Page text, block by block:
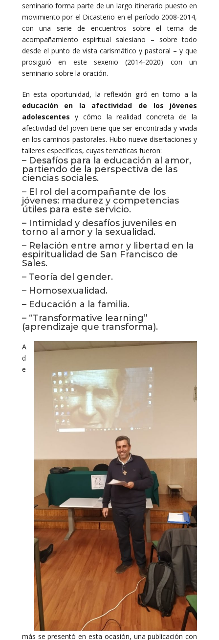
seminario forma parte de un largo itinerario puesto en
movimiento por el Dicasterio en el período 2008-2014,
con una serie de encuentros sobre el tema de
acompañamiento espiritual salesiano – sobre todo
desde el punto de vista carismático y pastoral – y que
prosiguió en este sexenio (2014-2020) con un
seminario sobre la oración.
En esta oportunidad, la reflexión giró en torno a la
educación en la afectividad de los jóvenes
adolescentes y cómo la realidad concreta de la
afectividad del joven tiene que ser encontrada y vivida
en los caminos pastorales. Hubo nueve disertaciones y
talleres específicos, cuyas temáticas fueron:
– Desafíos para la educación al amor,
partiendo de la perspectiva de las
ciencias sociales.
– El rol del acompañante de los
jóvenes: madurez y competencias
útiles para este servicio.
– Intimidad y desafíos juveniles en
torno al amor y la sexualidad.
– Relación entre amor y libertad en la
espiritualidad de San Francisco de
Sales.
– Teoría del gender.
– Homosexualidad.
– Educación a la familia.
– “Transformative learning”
(aprendizaje que transforma).
A
d
e
más se presentó en esta ocasión, una publicación con